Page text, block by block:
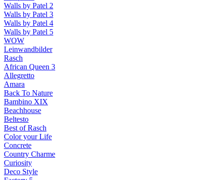
Walls by Patel 2
Walls by Patel 3
Walls by Patel 4
Walls by Patel 5
WOW
Leinwandbilder
Rasch
African Queen 3
Allegretto
Amara
Back To Nature
Bambino XIX
Beachhouse
Beltesto
Best of Rasch
Color your Life
Concrete
Country Charme
Curiosity
Deco Style